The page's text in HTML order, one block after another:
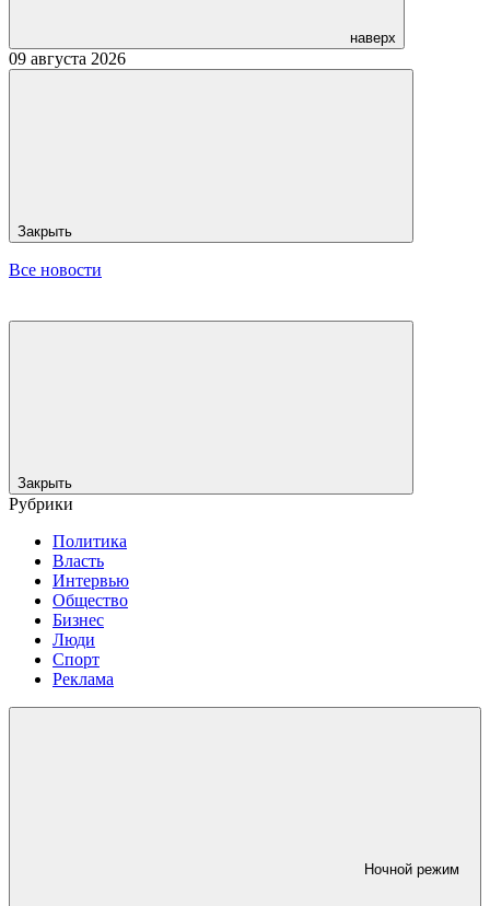
наверх
09 августа 2026
Закрыть
Все новости
Закрыть
Рубрики
Политика
Власть
Интервью
Общество
Бизнес
Люди
Спорт
Реклама
Ночной режим